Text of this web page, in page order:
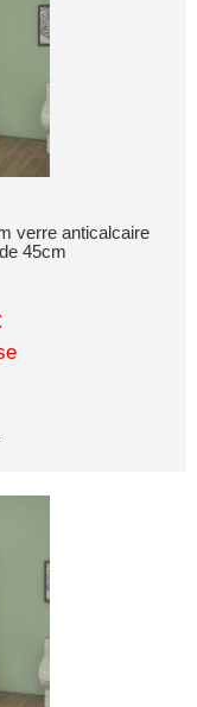
verre anticalcaire
45cm